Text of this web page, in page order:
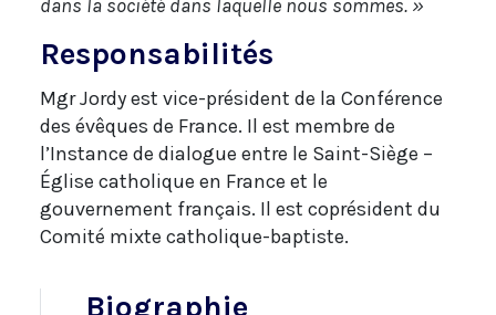
dans la société dans laquelle nous sommes. »
Responsabilités
Mgr Jordy est vice-président de la Conférence
des évêques de France. Il est membre de
l’Instance de dialogue entre le Saint-Siège –
Église catholique en France et le
gouvernement français. Il est coprésident du
Comité mixte catholique-baptiste.
Biographie